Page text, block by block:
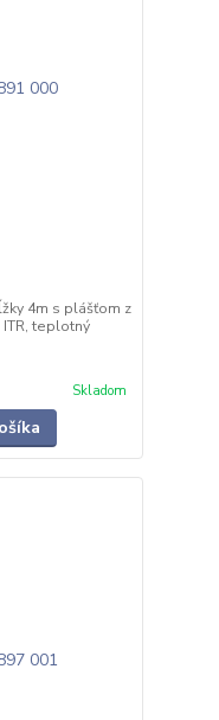
4m s plášťom z
ITR, teplotný
Skladom